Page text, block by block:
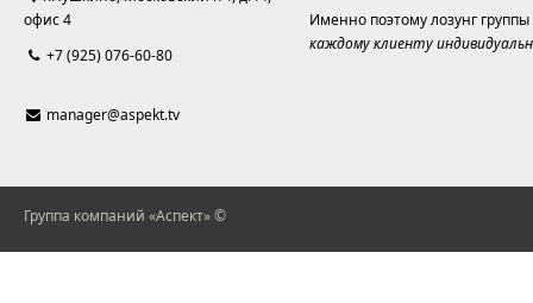
офис 4
+7 (925) 076-60-80
manager@aspekt.tv
Именно поэтому лозунг
каждому клиенту
Группа компаний «Аспект» ©